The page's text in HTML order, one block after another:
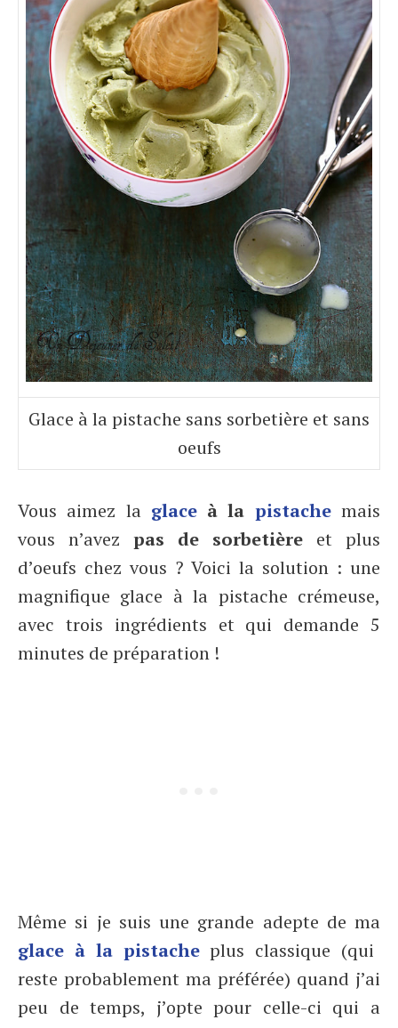
Glace à la pistache sans sorbetière et sans
oeufs
Vous aimez la glaceà la pistache mais
vous n’avez pas de sorbetière et plus
d’oeufs chez vous ? Voici la solution : une
magnifique glace à la pistache crémeuse,
avec trois ingrédients et qui demande 5
minutes de préparation !
Même si je suis une grande adepte de ma
glace à la pistacheplus classique (qui
reste probablement ma préférée) quand j’ai
peu de temps, j’opte pour celle-ci qui a